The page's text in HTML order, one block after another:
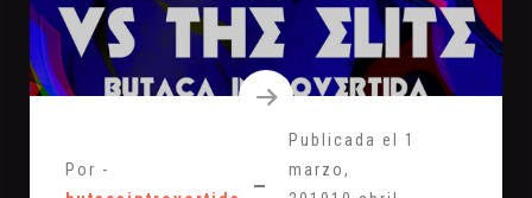
Por -
Publicada el 1
marzo,